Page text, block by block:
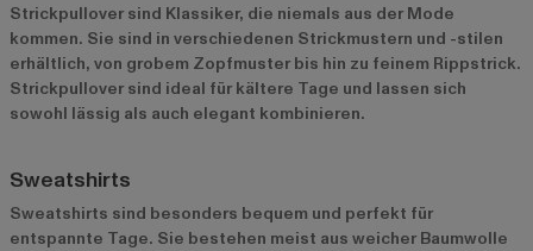
Strickpullover sind Klassiker, die niemals aus der Mode
kommen. Sie sind in verschiedenen Strickmustern und -stilen
erhältlich, von grobem Zopfmuster bis hin zu feinem Rippstrick.
Strickpullover sind ideal für kältere Tage und lassen sich
sowohl lässig als auch elegant kombinieren.
Sweatshirts
Sweatshirts sind besonders bequem und perfekt für
entspannte Tage. Sie bestehen meist aus weicher Baumwolle